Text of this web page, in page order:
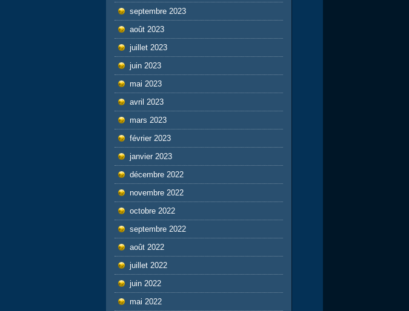
septembre 2023
août 2023
juillet 2023
juin 2023
mai 2023
avril 2023
mars 2023
février 2023
janvier 2023
décembre 2022
novembre 2022
octobre 2022
septembre 2022
août 2022
juillet 2022
juin 2022
mai 2022